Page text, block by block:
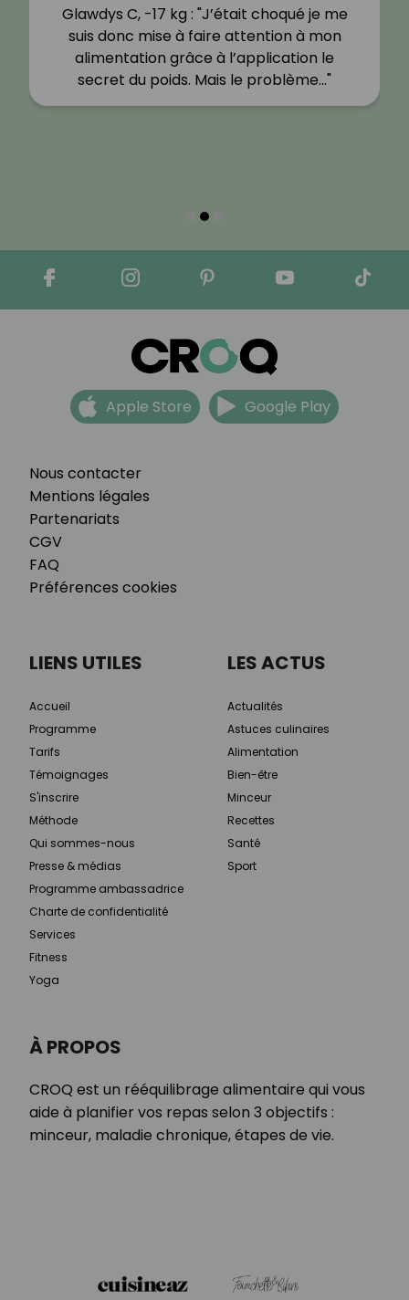
Glawdys C, -17 kg : "J’était choqué je me
suis donc mise à faire attention à mon
alimentation grâce à l’application le
secret du poids. Mais le problème…"
Nous contacter
Mentions légales
Partenariats
CGV
FAQ
Préférences cookies
Apple Store Google Play
À PROPOS
CROQ est un rééquilibrage alimentaire qui vous
aide à planifier vos repas selon 3 objectifs :
minceur, maladie chronique, étapes de vie.
LIENS UTILES
Accueil
Programme
Tarifs
Témoignages
S'inscrire
Méthode
Qui sommes-nous
Presse & médias
Programme ambassadrice
Charte de confidentialité
Services
Fitness
Yoga
LES ACTUS
Actualités
Astuces culinaires
Alimentation
Bien-être
Minceur
Recettes
Santé
Sport